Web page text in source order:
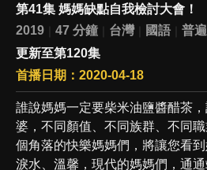
第41集 媽媽缺點自我檢討大會！
2019
47 分鐘 台灣 國語
普
更新至第120集
首播日期：2020-04-18
誰說媽媽一定要柴米油鹽醬醋茶
婆，不同顏值、不同族群、不同
個角落的快樂媽媽們，將讓您看到
淚水、溫馨，現代的媽媽們，通